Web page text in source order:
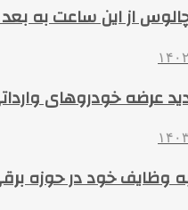
از این ساعت به
۱۲
عرضه خودروهای
۰۳
وظایف خود در حوزه